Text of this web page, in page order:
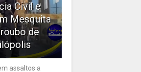
Civil e
Mesquita
de
assaltos a